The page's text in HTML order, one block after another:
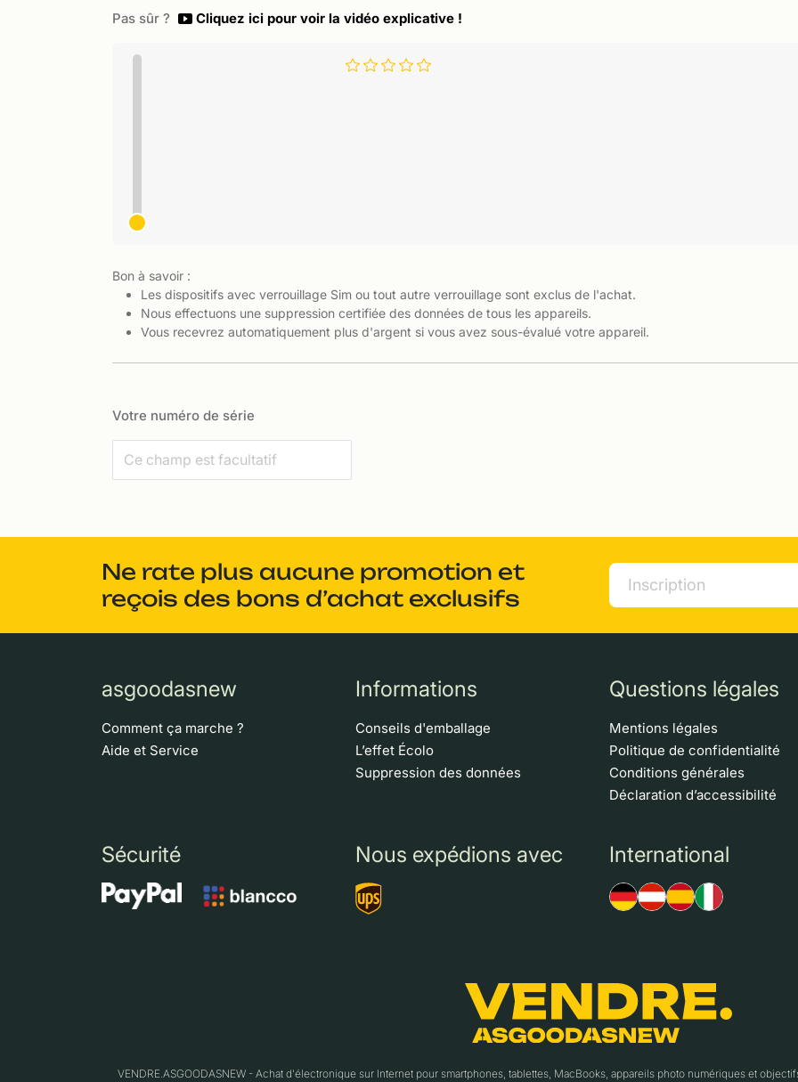
Pas sûr ? Cliquez ici pour voir la vidéo explicative !
Bon à savoir :
Les dispositifs avec verrouillage Sim ou tout autre verrouillage sont exclus de l'achat.
Nous effectuons une suppression certifiée des données de tous les appareils.
Vous recevrez automatiquement plus d'argent si vous avez sous-évalué votre appareil.
Votre numéro de série
Ne rate plus aucune promotion et
reçois des bons d’achat exclusifs
asgoodasnew
Comment ça marche ?
Aide et Service
Informations
Conseils d'emballage
L’effet Écolo
Suppression des données
Questions légales
Mentions légales
Politique de confidentialité
Conditions générales
Déclaration d’accessibilité
Sécurité Nous expédions avec International
VENDRE.ASGOODASNEW - Achat d'électronique sur Internet pour smartphones, tablettes, MacBooks, appareils photo numériques et